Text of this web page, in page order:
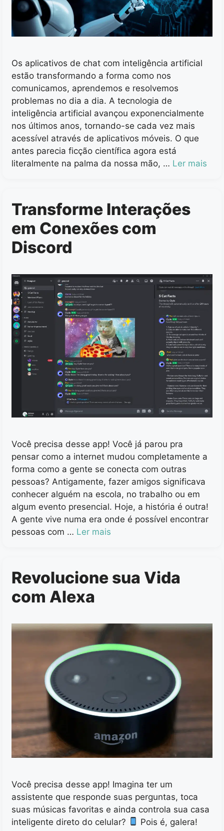
Os aplicativos de chat com inteligência artificial
estão transformando a forma como nos
comunicamos, aprendemos e resolvemos
problemas no dia a dia. A tecnologia de
inteligência artificial avançou exponencialmente
nos últimos anos, tornando-se cada vez mais
acessível através de aplicativos móveis. O que
antes parecia ficção científica agora está
literalmente na palma da nossa mão, … Ler mais
Transforme Interações
em Conexões com
Discord
Você precisa desse app! Você já parou pra
pensar como a internet mudou completamente a
forma como a gente se conecta com outras
pessoas? Antigamente, fazer amigos significava
conhecer alguém na escola, no trabalho ou em
algum evento presencial. Hoje, a história é outra!
A gente vive numa era onde é possível encontrar
pessoas com … Ler mais
Revolucione sua Vida
com Alexa
Você precisa desse app! Imagina ter um
assistente que responde suas perguntas, toca
suas músicas favoritas e ainda controla sua casa
inteligente direto do celular?
Pois é, galera!